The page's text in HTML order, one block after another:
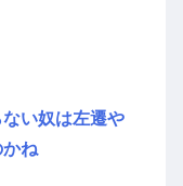
い奴は左遷や
ね